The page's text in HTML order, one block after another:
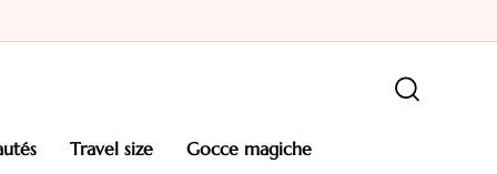
travel size gocce magiche